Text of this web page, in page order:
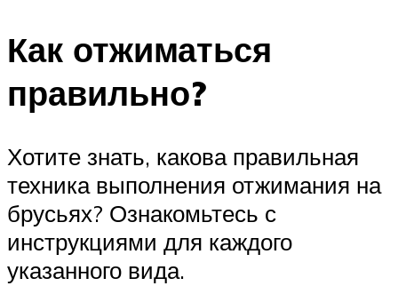
Как отжиматься
правильно?
Хотите знать, какова правильная
техника выполнения отжимания на
брусьях? Ознакомьтесь с
инструкциями для каждого
указанного вида.